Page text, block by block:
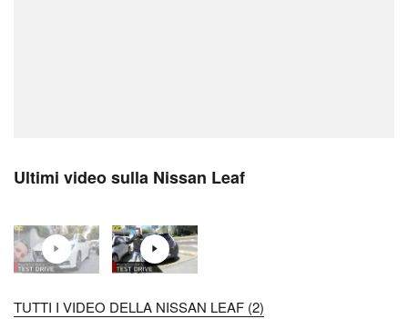
Ultimi video sulla Nissan Leaf
TUTTI I VIDEO DELLA NISSAN LEAF (2)